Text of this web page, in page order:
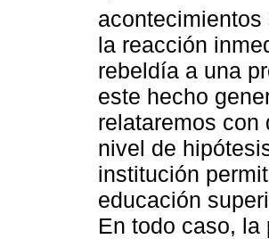
la reacción
rebeldía a una
este hecho
relataremos con
nivel de
institución
educación
En todo caso, la